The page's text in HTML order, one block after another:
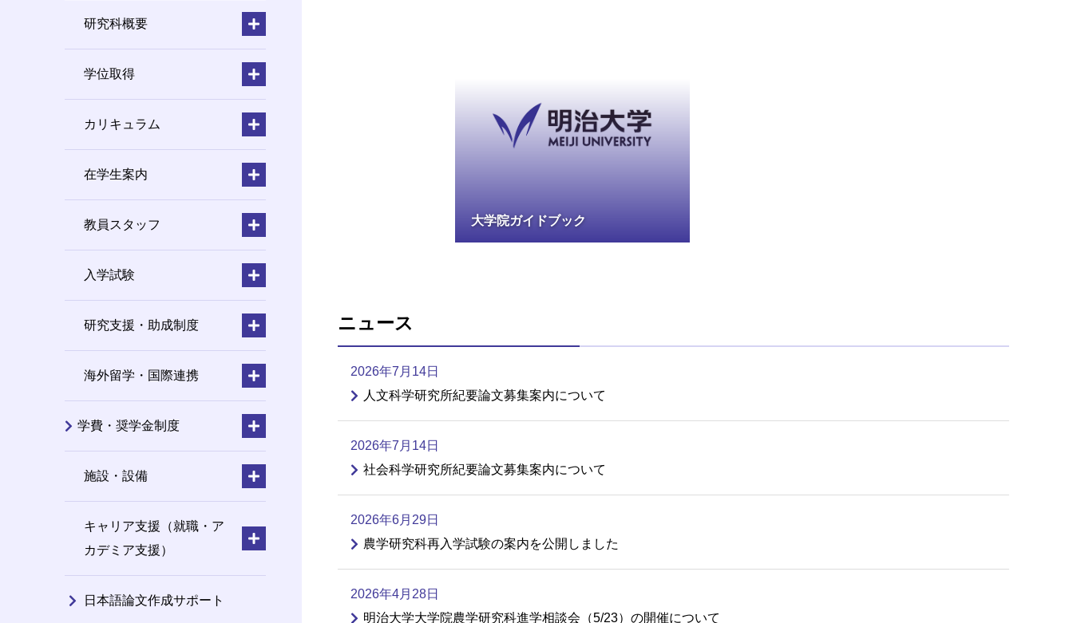
大学院ガイドブック
ニュース
2026年7月14日
人文科学研究所紀要論文募集案内について
2026年7月14日
社会科学研究所紀要論文募集案内について
2026年6月29日
農学研究科再入学試験の案内を公開しました
2026年4月28日
明治大学大学院農学研究科進学相談会（5/23）の開催について
研究科概要
学位取得
カリキュラム
在学生案内
教員スタッフ
入学試験
研究支援・助成制度
海外留学・国際連携
学費・奨学金制度
施設・設備
キャリア支援（就職・ア
カデミア支援）
日本語論文作成サポート